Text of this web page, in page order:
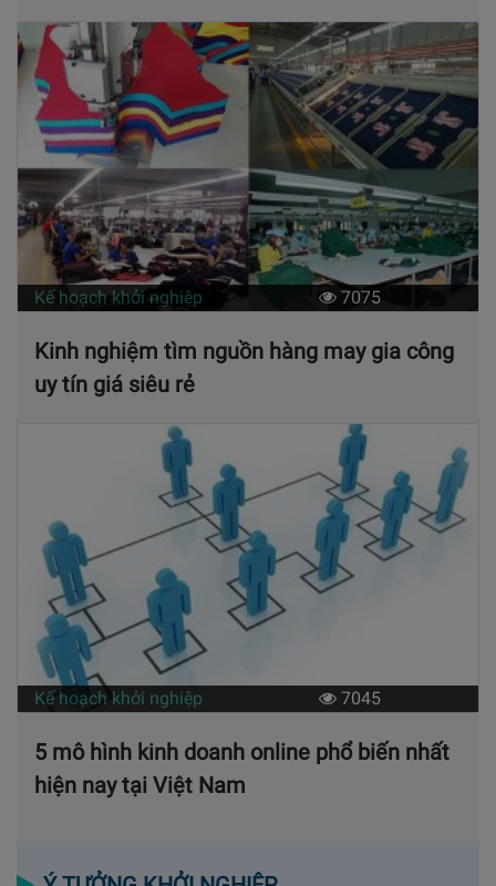
Kế hoạch khởi nghiệp 7075
Kinh nghiệm tìm nguồn hàng may gia công
uy tín giá siêu rẻ
Kế hoạch khởi nghiệp 7045
5 mô hình kinh doanh online phổ biến nhất
hiện nay tại Việt Nam